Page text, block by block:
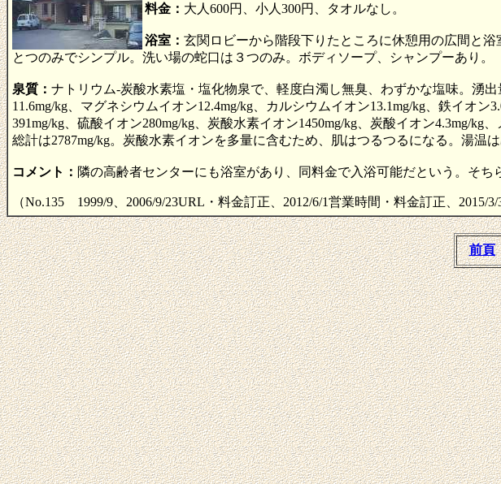
料金： 大人600円、小人300円、タオルなし。
浴室： 玄関ロビーから階段下りたところに休憩用の広間と
とつのみでシンプル。洗い場の蛇口は３つのみ。ボディソープ、シャンプーあり。
泉質： ナトリウム-炭酸水素塩・塩化物泉で、軽度白濁し無臭、わずかな塩味。湧
11.6mg/kg、マグネシウムイオン12.4mg/kg、カルシウムイオン13.1mg/kg、鉄イオ
391mg/kg、硫酸イオン280mg/kg、炭酸水素イオン1450mg/kg、炭酸イオン4.3mg/kg
総計は2787mg/kg。炭酸水素イオンを多量に含むため、肌はつるつるになる。湯温
コメント： 隣の高齢者センターにも浴室があり、同料金で入浴可能だという。そ
（No.135 1999/9、2006/9/23URL・料金訂正、2012/6/1営業時間・料金訂正、2015/3/
前頁